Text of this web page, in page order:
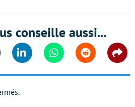
conseille aussi...
Linkedin WhatsappReddit